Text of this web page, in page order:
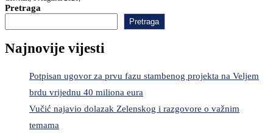
Pretraga
Pretraga
Najnovije vijesti
Potpisan ugovor za prvu fazu stambenog projekta na Veljem
brdu vrijednu 40 miliona eura
Vučić najavio dolazak Zelenskog i razgovore o važnim
temama